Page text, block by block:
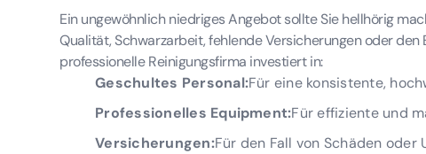
Ein ungewöhnlich niedriges Angebot sollte Sie hellhörig
Qualität, Schwarzarbeit, fehlende Versicherungen oder
professionelle Reinigungsfirma investiert in:
Geschultes Personal:Für eine konsistente,
Professionelles Equipment:Für effiziente und
Versicherungen:Für den Fall von Schäden oder